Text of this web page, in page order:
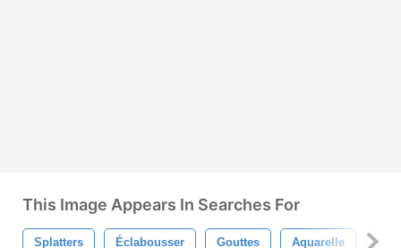
This Image Appears In Searches For
Splatters Éclabousser Gouttes Aquarelle